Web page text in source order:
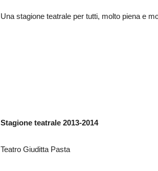
Una stagione teatrale per tutti, molto piena e
Stagione teatrale 2013-2014
Teatro Giuditta Pasta